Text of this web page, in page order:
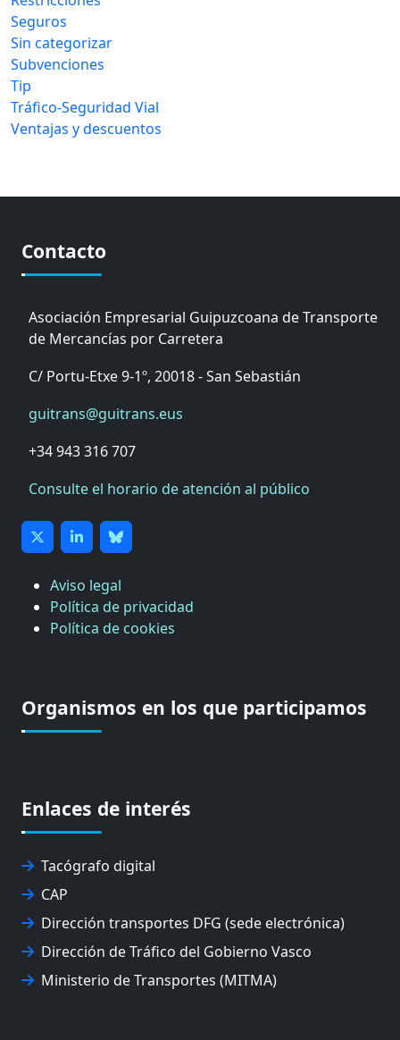
Seguros
Sin categorizar
Subvenciones
Tip
Tráfico-Seguridad Vial
Ventajas y descuentos
Contacto
Asociación Empresarial Guipuzcoana de Transporte
de Mercancías por Carretera
C/ Portu-Etxe 9-1º, 20018 - San Sebastián
guitrans@guitrans.eus
+34 943 316 707
Consulte el horario de atención al público
Aviso legal
Política de privacidad
Política de cookies
Organismos en los que participamos
Enlaces de interés
Tacógrafo digital
CAP
Dirección transportes DFG (sede electrónica)
Dirección de Tráfico del Gobierno Vasco
Ministerio de Transportes (MITMA)